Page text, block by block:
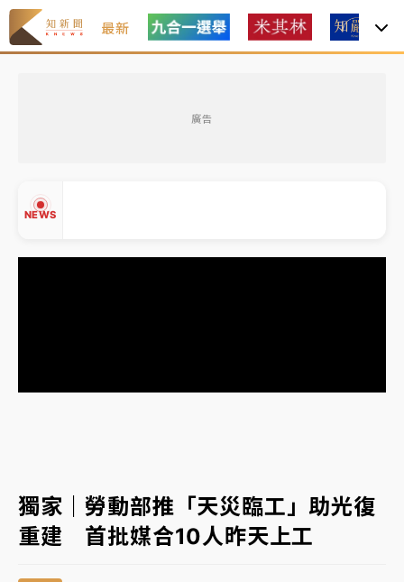
最新
廣告
NEWS
中颱白海豚環流掠北海！今明防劇烈降雨 東部高溫飆
38度
周末精選｜ 慈濟遭詐10億完整始末曝！律師掮客大玩兩
任 預算難關如何解？
買1送1
白海豚逼近！新北高灘地停車場下午4時強制拖吊 中午
獨家｜勞動部推「天災臨工」助光復
重建 首批媒合10人昨天上工